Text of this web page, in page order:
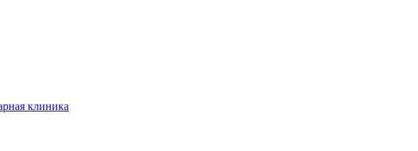
клиника